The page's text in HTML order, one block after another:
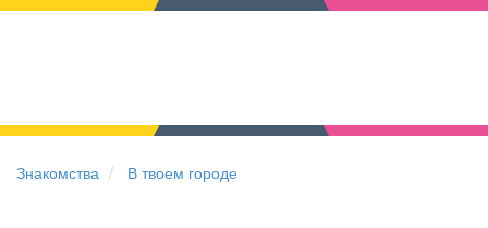
Знакомства В твоем городе